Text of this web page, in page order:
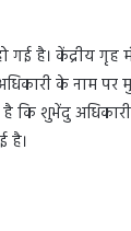
है। केंद्रीय गृह
के नाम पर
शुभेंदु
है।